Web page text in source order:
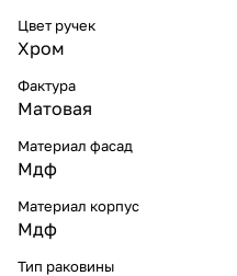
Цвет ручек
Хром
Фактура
Матовая
Материал фасад
Мдф
Материал корпус
Мдф
Тип раковины